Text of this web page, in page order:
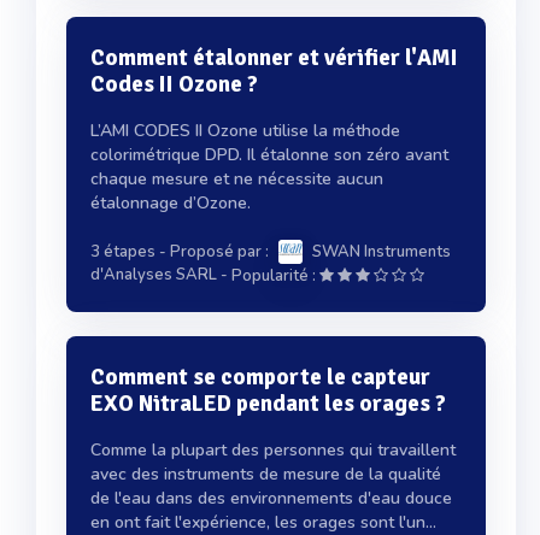
Comment étalonner et vérifier l'AMI
Codes II Ozone ?
L’AMI CODES II Ozone utilise la méthode
colorimétrique DPD. Il étalonne son zéro avant
chaque mesure et ne nécessite aucun
étalonnage d’Ozone.
3 étapes - Proposé par :
SWAN Instruments
d'Analyses SARL - Popularité :
Comment se comporte le capteur
EXO NitraLED pendant les orages ?
Comme la plupart des personnes qui travaillent
avec des instruments de mesure de la qualité
de l'eau dans des environnements d'eau douce
en ont fait l'expérience, les orages sont l'un...